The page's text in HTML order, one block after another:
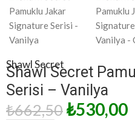
Shawl Secret
Shawl Secret
Serisi – Vanilya
₺662,50 ₺530,00